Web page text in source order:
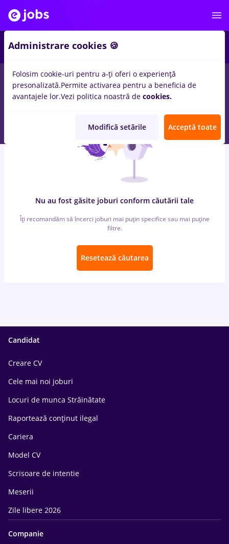
locuri de muncacu salarii dm, Part timein Timisoara
Student, Fara experientainConstructii / Instalatii
Nu au fost găsite joburi conform căutării tale
Îți recomandăm să încerci joburi mai puțin specifice sau mai puține
filtre.
Resetează căutarea
Candidat
Creare CV
Cele mai noi joburi
Locuri de munca Străinătate
Raportează conținut ilegal
Cariera
Model CV
Scrisoare de intentie
Meserii
Zile libere 2026
Companie
Administrare cookies 🍪
Folosim cookie-uri pentru a-ți oferi o experiență
presonalizată.Permite activarea pentru a beneficia de
avantajele lor.Vezi politica noastră de cookies.
Modifică setările Acceptă toate